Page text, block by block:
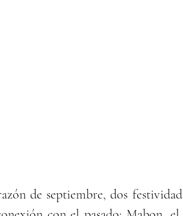
de septiembre, dos